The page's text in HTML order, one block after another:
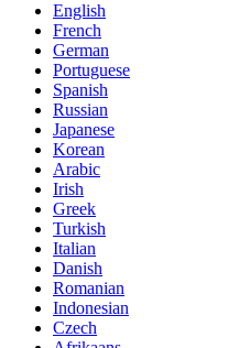
English
French
German
Portuguese
Spanish
Russian
Japanese
Korean
Arabic
Irish
Greek
Turkish
Italian
Danish
Romanian
Indonesian
Czech